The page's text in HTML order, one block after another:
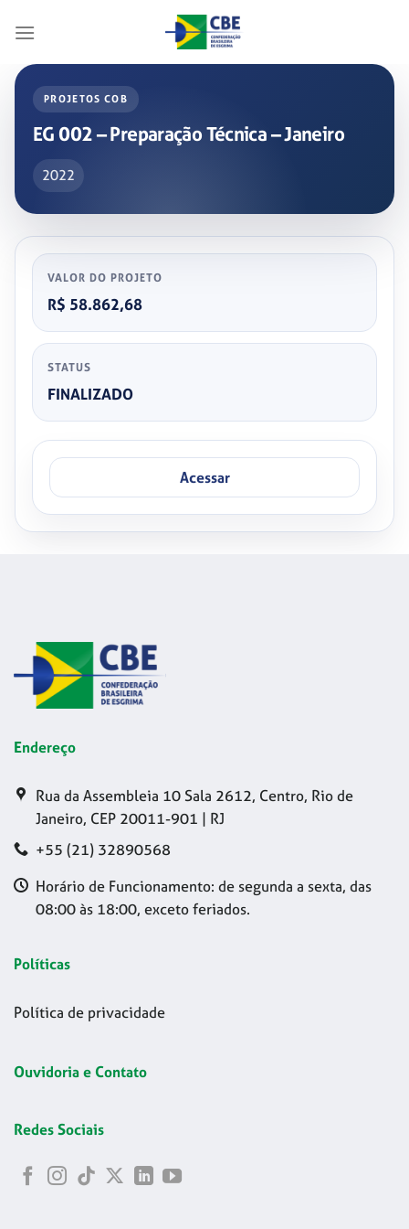
PROJETOS COB
EG 002 – Preparação Técnica – Janeiro
2022
VALOR DO PROJETO
R$ 58.862,68
STATUS
FINALIZADO
Acessar
Endereço
Rua da Assembleia 10 Sala 2612, Centro, Rio de
Janeiro, CEP 20011-901 | RJ
+55 (21) 32890568
Horário de Funcionamento: de segunda a sexta, das
08:00 às 18:00, exceto feriados.
Políticas
Política de privacidade
Ouvidoria e Contato
Redes Sociais